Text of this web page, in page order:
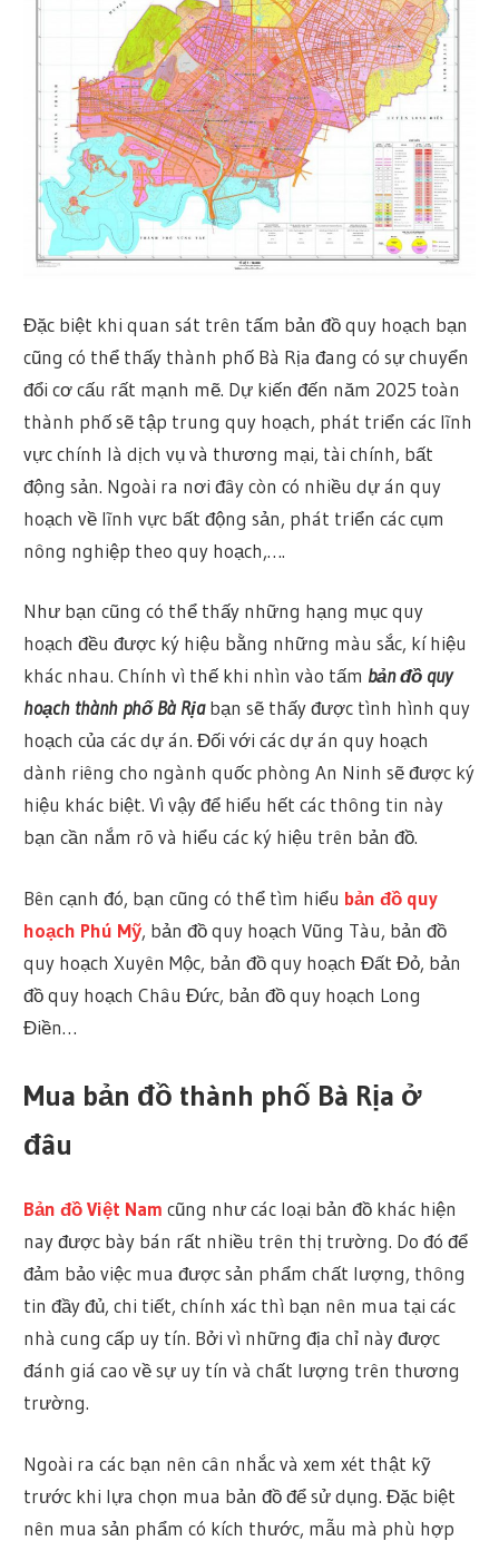
Đặc biệt khi quan sát trên tấm bản đồ quy hoạch bạn
cũng có thể thấy thành phố Bà Rịa đang có sự chuyển
đổi cơ cấu rất mạnh mẽ. Dự kiến đến năm 2025 toàn
thành phố sẽ tập trung quy hoạch, phát triển các lĩnh
vực chính là dịch vụ và thương mại, tài chính, bất
động sản. Ngoài ra nơi đây còn có nhiều dự án quy
hoạch về lĩnh vực bất động sản, phát triển các cụm
nông nghiệp theo quy hoạch,….
Như bạn cũng có thể thấy những hạng mục quy
hoạch đều được ký hiệu bằng những màu sắc, kí hiệu
khác nhau. Chính vì thế khi nhìn vào tấm bản đồ quy
hoạch thành phố Bà Rịabạn sẽ thấy được tình hình quy
hoạch của các dự án. Đối với các dự án quy hoạch
dành riêng cho ngành quốc phòng An Ninh sẽ được ký
hiệu khác biệt. Vì vậy để hiểu hết các thông tin này
bạn cần nắm rõ và hiểu các ký hiệu trên bản đồ.
Bên cạnh đó, bạn cũng có thể tìm hiểu bản đồ quy
hoạch Phú Mỹ, bản đồ quy hoạch Vũng Tàu, bản đồ
quy hoạch Xuyên Mộc, bản đồ quy hoạch Đất Đỏ, bản
đồ quy hoạch Châu Đức, bản đồ quy hoạch Long
Điền…
Mua bản đồ thành phố Bà Rịa ở
đâu
Bản đồ Việt Nam cũng như các loại bản đồ khác hiện
nay được bày bán rất nhiều trên thị trường. Do đó để
đảm bảo việc mua được sản phẩm chất lượng, thông
tin đầy đủ, chi tiết, chính xác thì bạn nên mua tại các
nhà cung cấp uy tín. Bởi vì những địa chỉ này được
đánh giá cao về sự uy tín và chất lượng trên thương
trường.
Ngoài ra các bạn nên cân nhắc và xem xét thật kỹ
trước khi lựa chọn mua bản đồ để sử dụng. Đặc biệt
nên mua sản phẩm có kích thước, mẫu mà phù hợp